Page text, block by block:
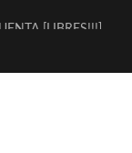
[LIBRES!!!]
MONFORT
TEATRAL CLAUDIO